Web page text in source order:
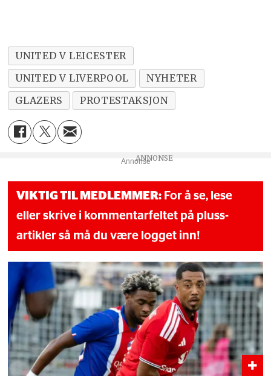
UNITED V LEICESTER
UNITED V LIVERPOOL
NYHETER
GLAZERS
PROTESTAKSJON
Annonse
VIKTIG TIL MEDLEMMER: For å se, lese
eller skrive i kommentarfeltet på pluss-
artikler så må du være logget inn!